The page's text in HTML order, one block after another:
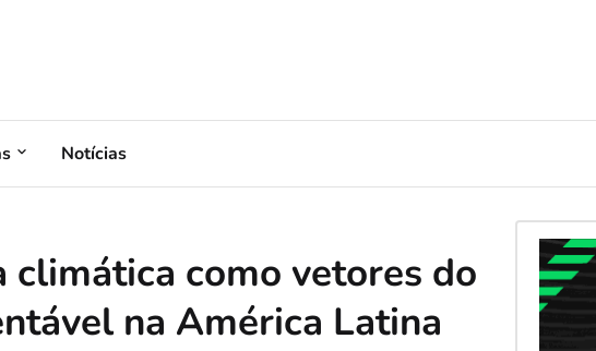
Notícias
como vetores do
na América Latina